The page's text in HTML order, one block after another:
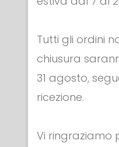
ARMI-
Fioretto di
Tutti gli ordini
chiusura
31 agosto,
ricezione.
Vi ringraziamo